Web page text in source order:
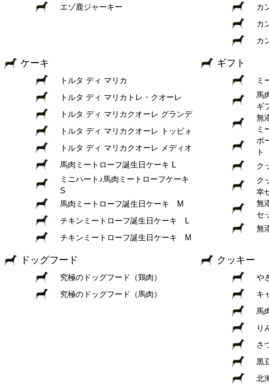
エゾ鹿ジャーキー
カ
カ
カ
ケーキ ギフト
トルタ ディ マリカ
トルタ ディ マリカトレ・クオーレ
トルタ ディ マリカクオーレ グランデ
トルタ ディ マリカクオーレ トッビォ
トルタ ディ マリカクオーレ メディオ
馬肉ミートローフ誕生日ケーキ L
ミニハート♪馬肉ミートローフケーキ
S
馬肉ミートローフ誕生日ケーキ M
チキンミートローフ誕生日ケーキ L
チキンミートローフ誕生日ケーキ M
ミ
馬
ギ
無
ミ
ボ
ト
ク
ク
幸
無
セ
無
ドッグフード クッキー
究極のドッグフード（鶏肉）
究極のドッグフード（馬肉）
や
キ
馬
り
さ
黒
北